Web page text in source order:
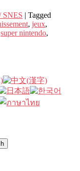
SNES | Tagged
, jeux,
super nintendo,